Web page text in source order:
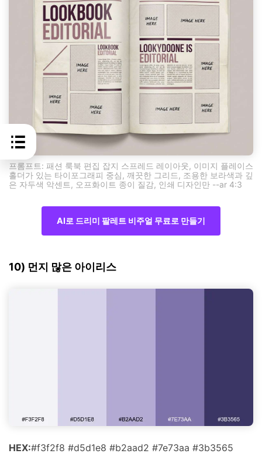
프롬프트: 패션 룩북 편집 잡지 스프레드 레이아웃, 이미지 플레이스
홀더가 있는 타이포그래피 중심, 깨끗한 그리드, 조용한 보라색과 깊
은 자두색 악센트, 오프화이트 종이 질감, 인쇄 디자인만 --ar 4:3
AI로 드리미 팔레트 비주얼 무료로 만들기
10) 먼지 많은 아이리스
HEX:#f3f2f8 #d5d1e8 #b2aad2 #7e73aa #3b3565